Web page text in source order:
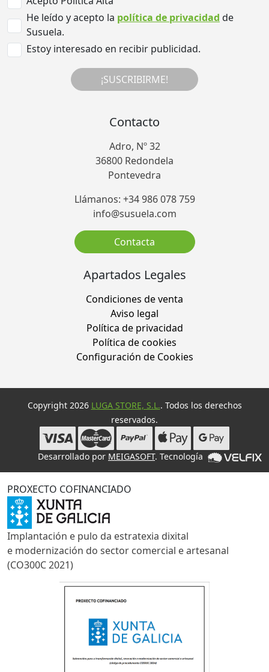
He leído y acepto la política de privacidad de
Susuela.
Estoy interesado en recibir publicidad.
¡SUSCRIBIRME!
Contacto
Adro, Nº 32
36800 Redondela
Pontevedra
Llámanos: +34 986 078 759
info@susuela.com
Contacta
Apartados Legales
Condiciones de venta
Aviso legal
Política de privacidad
Política de cookies
Configuración de Cookies
Copyright 2026 LUGA STORE, S.L.. Todos los derechos
reservados.
Desarrollado por MEIGASOFT. Tecnología
PROXECTO COFINANCIADO
Implantación e pulo da estratexia dixital
e modernización do sector comercial e artesanal
(CO300C 2021)